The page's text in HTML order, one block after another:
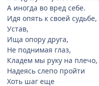
А иногда во вред себе.
Идя опять к своей судьбе,
Устав,
Ища опору друга,
Не поднимая глаз,
Кладем мы руку на плечо,
Надеясь слепо пройти
Хоть шаг еще